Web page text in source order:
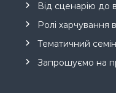
Від сценарію до
Ролі харчування
Тематичний
Запрошуємо на